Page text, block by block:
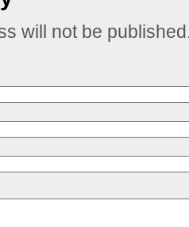
will not be